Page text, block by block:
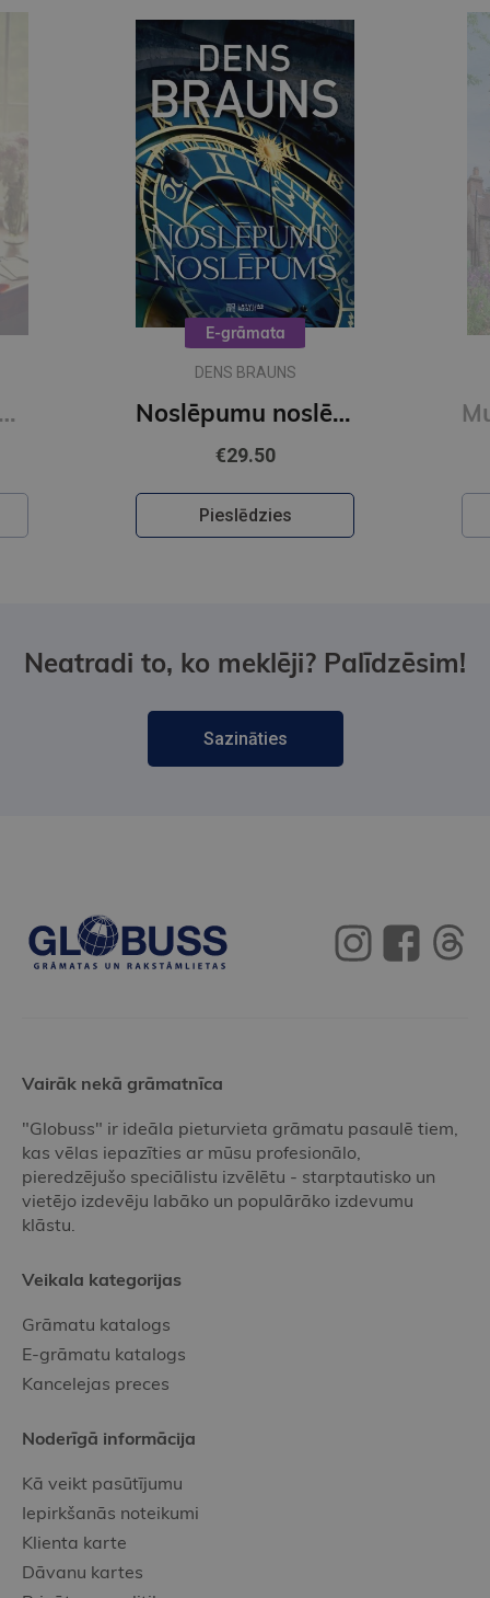
vārdi. Vakara detektīvs
E-grāmata
DENS BRAUNS
Noslēpumu noslēpums (e-grāmata)
€29.50
Pieslēdzies
Neatradi to, ko meklēji? Palīdzēsim!
Sazināties
Vairāk nekā grāmatnīca
"Globuss" ir ideāla pieturvieta grāmatu pasaulē tiem,
kas vēlas iepazīties ar mūsu profesionālo,
pieredzējušo speciālistu izvēlētu - starptautisko un
vietējo izdevēju labāko un populārāko izdevumu
klāstu.
Veikala kategorijas
Grāmatu katalogs
E-grāmatu katalogs
Kancelejas preces
Noderīgā informācija
Kā veikt pasūtījumu
Iepirkšanās noteikumi
Klienta karte
Dāvanu kartes